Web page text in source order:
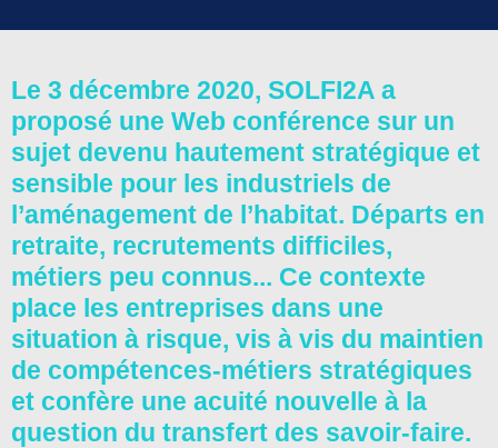
Le 3 décembre 2020, SOLFI2A a
proposé une Web conférence sur un
sujet devenu hautement stratégique et
sensible pour les industriels de
l’aménagement de l’habitat. Départs en
retraite, recrutements difficiles,
métiers peu connus... Ce contexte
place les entreprises dans une
situation à risque, vis à vis du maintien
de compétences-métiers stratégiques
et confère une acuité nouvelle à la
question du transfert des savoir-faire.